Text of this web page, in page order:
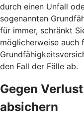
durch einen Unfall
sogenannten
für immer, schränkt
möglicherweise auch
den Fall der Fälle ab.
Gegen
absichern